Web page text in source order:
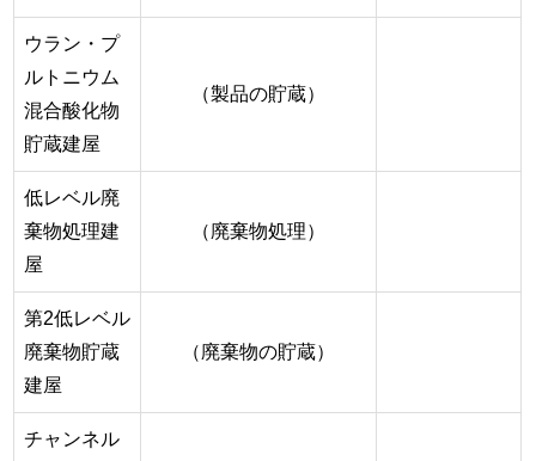
ウラン・プ
ルトニウム
混合酸化物
貯蔵建屋
（製品の貯蔵）
低レベル廃
棄物処理建
屋
（廃棄物処理）
第2低レベル
廃棄物貯蔵
建屋
（廃棄物の貯蔵）
チャンネル